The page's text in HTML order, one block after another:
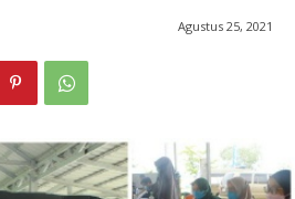
Agustus 25, 2021